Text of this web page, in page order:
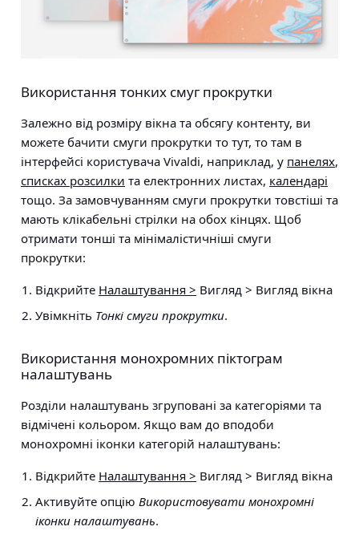
Використання тонких смуг прокрутки
Залежно від розміру вікна та обсягу контенту, ви
можете бачити смуги прокрутки то тут, то там в
інтерфейсі користувача Vivaldi, наприклад, у панелях,
списках розсилки та електронних листах, календарі
тощо. За замовчуванням смуги прокрутки товстіші та
мають клікабельні стрілки на обох кінцях. Щоб
отримати тонші та мінімалістичніші смуги
прокрутки:
Відкрийте Налаштування > Вигляд > Вигляд вікна
Увімкніть Тонкі смуги прокрутки.
Використання монохромних піктограм
налаштувань
Розділи налаштувань згруповані за категоріями та
відмічені кольором. Якщо вам до вподоби
монохромні іконки категорій налаштувань:
Відкрийте Налаштування > Вигляд > Вигляд вікна
Активуйте опцію Використовувати монохромні
іконки налаштувань.